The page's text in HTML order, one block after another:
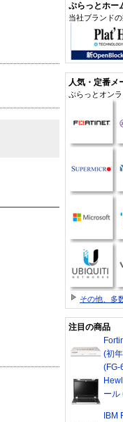
ぷらっとホー
当社ブランド
人気・定番メ
ぷらっとオン
その他、多
注目の商品
(初
(FG-
ール
IBM